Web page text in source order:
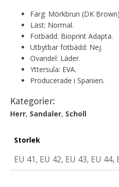
Färg: Mörkbrun (DK
Läst: Normal.
Fotbädd: Bioprint Adapta.
Utbytbar fotbädd: Nej.
Ovandel: Läder.
Yttersula: EVA.
Producerade i Spanien.
Kategorier:
Herr, Sandaler, Scholl
Storlek
EU 41, EU 42, EU 43, EU 44,